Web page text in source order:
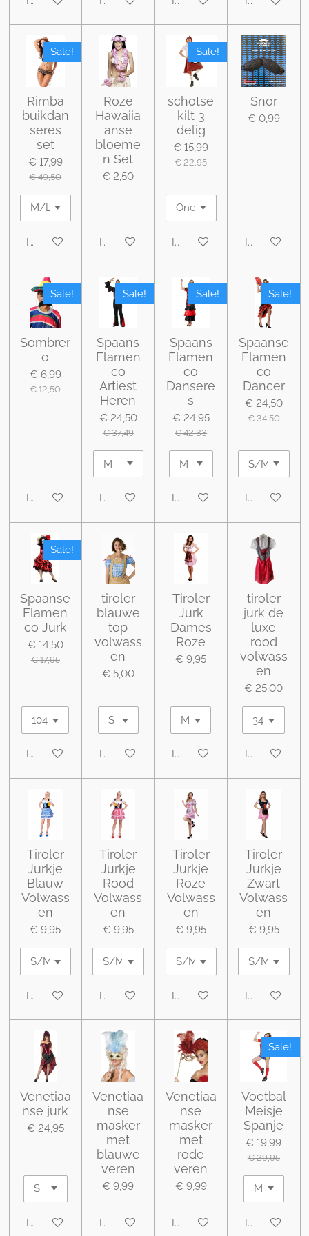
Sale!
Rimba
buikdan
seres
set
€ 17,99
€ 49,50
In winkelwagen
Roze
Hawaiia
anse
bloeme
n Set
€ 2,50
In winkelwagen
Sale!
schotse
kilt 3
delig
€ 15,99
€ 22,95
In winkelwagen
Snor
€ 0,99
In
Sale!
Sombrer
o
€ 6,99
€ 12,50
In winkelwagen
Sale!
Spaans
Flamen
co
Artiest
Heren
€ 24,50
€ 37,49
In winkelwagen
Sale!
Spaans
Flamen
co
Dansere
s
€ 24,95
€ 42,33
In winkelwagen
Sale!
Spaanse
Flamen
co
Dancer
€ 24,50
€ 34,50
In
Sale!
Spaanse
Flamen
co Jurk
€ 14,50
€ 17,95
In winkelwagen
tiroler
blauwe
top
volwass
en
€ 5,00
In winkelwagen
Tiroler
Jurk
Dames
Roze
€ 9,95
In winkelwagen
tiroler
jurk de
luxe
rood
volwass
en
€ 25,00
In
Tiroler
Jurkje
Blauw
Volwass
en
€ 9,95
In winkelwagen
Tiroler
Jurkje
Rood
Volwass
en
€ 9,95
In winkelwagen
Tiroler
Jurkje
Roze
Volwass
en
€ 9,95
In winkelwagen
Tiroler
Jurkje
Zwart
Volwass
en
€ 9,95
In
Venetiaa
nse jurk
€ 24,95
In winkelwagen
Venetiaa
nse
masker
met
blauwe
veren
€ 9,99
In winkelwagen
Venetiaa
nse
masker
met
rode
veren
€ 9,99
In winkelwagen
Sale!
Voetbal
Meisje
Spanje
€ 19,99
€ 29,95
In